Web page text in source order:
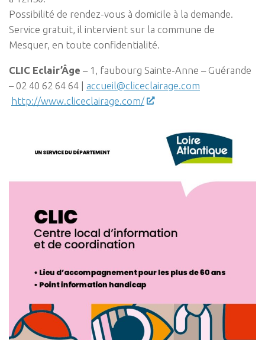
Possibilité de rendez-vous à domicile à la demande.
Service gratuit, il intervient sur la commune de
Mesquer, en toute confidentialité.
CLIC Eclair’Âge – 1, faubourg Sainte-Anne – Guérande
– 02 40 62 64 64 | accueil@cliceclairage.com
http://www.cliceclairage.com/